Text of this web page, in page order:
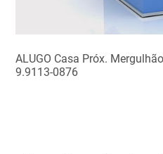
ALUGO Casa Próx.
9.9113-0876